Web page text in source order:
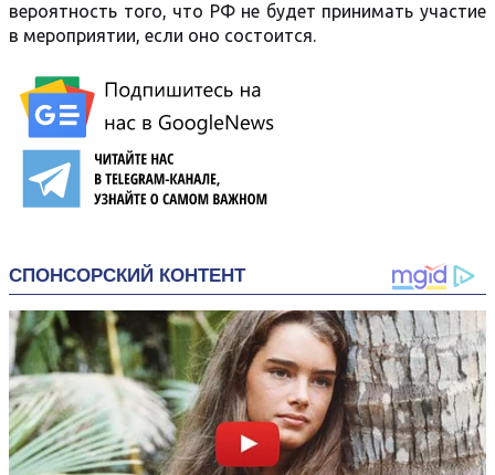
вероятность того, что РФ не будет принимать участие
в мероприятии, если оно состоится.